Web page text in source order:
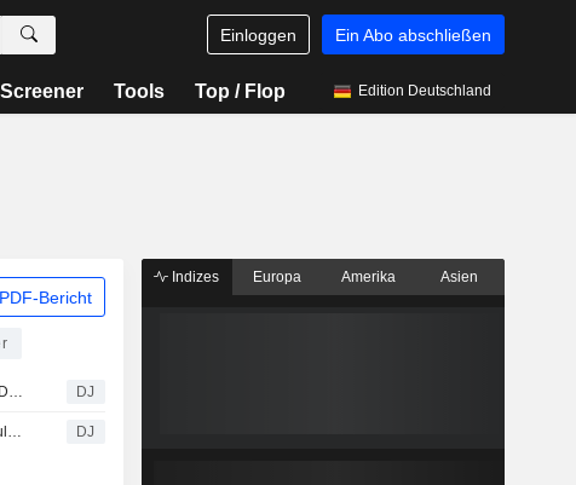
Einloggen Ein Abo abschließen
Screener Tools Top / Flop Edition Deutschland
PDF-Bericht
MARKO TALK/Pkw-Produktion in Deutschland sinkt im Juli DJ
Deutscher Automarkt wächst im Juli nur leicht - BYD erneut mit Absatzsprung DJ
Indizes Europa Amerika Asien